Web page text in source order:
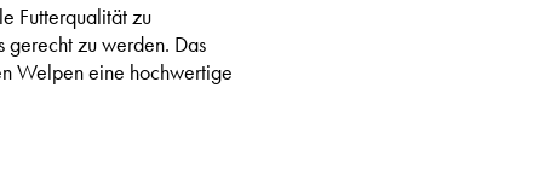
Futterqualität zu
gerecht zu werden. Das
Welpen eine hochwertige